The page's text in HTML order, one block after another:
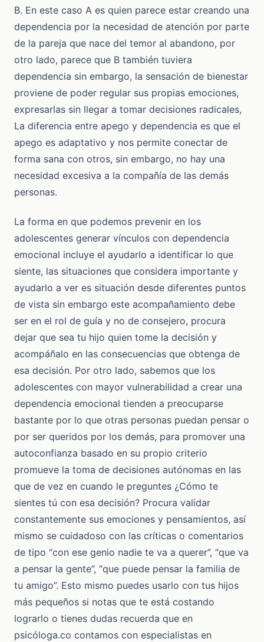
B. En este caso A es quien parece estar creando una
dependencia por la necesidad de atención por parte
de la pareja que nace del temor al abandono, por
otro lado, parece que B también tuviera
dependencia sin embargo, la sensación de bienestar
proviene de poder regular sus propias emociones,
expresarlas sin llegar a tomar decisiones radicales,
La diferencia entre apego y dependencia es que el
apego es adaptativo y nos permite conectar de
forma sana con otros, sin embargo, no hay una
necesidad excesiva a la compañía de las demás
personas.
La forma en que podemos prevenir en los
adolescentes generar vínculos con dependencia
emocional incluye el ayudarlo a identificar lo que
siente, las situaciones que considera importante y
ayudarlo a ver es situación desde diferentes puntos
de vista sin embargo este acompañamiento debe
ser en el rol de guía y no de consejero, procura
dejar que sea tu hijo quien tome la decisión y
acompáñalo en las consecuencias que obtenga de
esa decisión. Por otro lado, sabemos que los
adolescentes con mayor vulnerabilidad a crear una
dependencia emocional tienden a preocuparse
bastante por lo que otras personas puedan pensar o
por ser queridos por los demás, para promover una
autoconfianza basado en su propio criterio
promueve la toma de decisiones autónomas en las
que de vez en cuando le preguntes ¿Cómo te
sientes tú con esa decisión? Procura validar
constantemente sus emociones y pensamientos, así
mismo se cuidadoso con las críticas o comentarios
de tipo “con ese genio nadie te va a querer”, “que va
a pensar la gente”, “que puede pensar la familia de
tu amigo”. Esto mismo puedes usarlo con tus hijos
más pequeños si notas que te está costando
lograrlo o tienes dudas recuerda que en
psicóloga.co contamos con especialistas en